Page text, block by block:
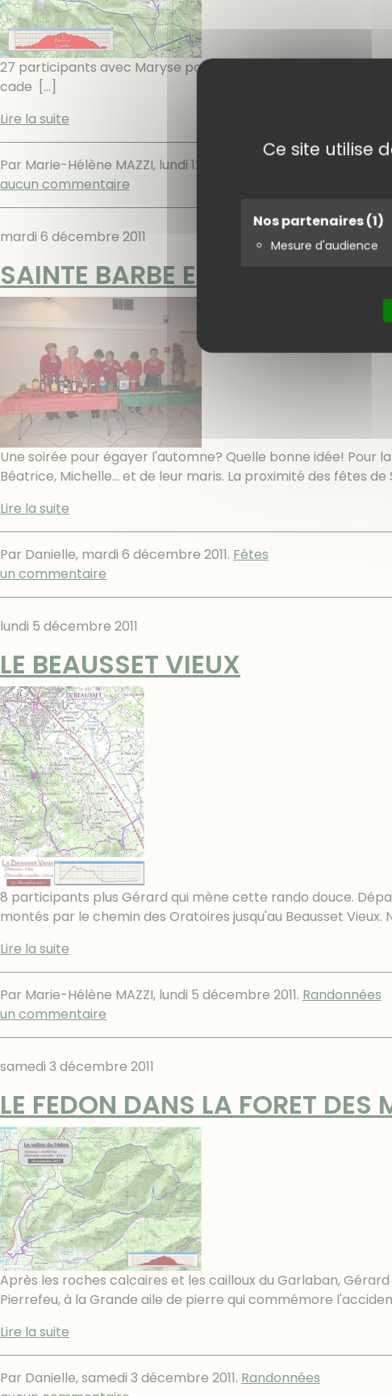
Ce site utilise
Nos partenaires(1)
Mesure d'audience
27 participants avec Maryse pour guide. Départ de la
cade
[…]
Lire la suite
Par Marie-Hélène MAZZI, lundi 12 décembre 2011
aucun commentaire
mardi 6 décembre 2011
SAINTE BARBE ET SAINT NICOLAS
Une soirée pour égayer l'automne? Quelle bonne idée! Pour
Béatrice, Michelle... et de leur maris. La proximité des fêtes
Lire la suite
Par Danielle, mardi 6 décembre 2011. Fêtes
un commentaire
lundi 5 décembre 2011
LE BEAUSSET VIEUX
8 participants plus Gérard qui mène cette rando douce.
montés par le chemin des Oratoires jusqu'au Beausset
Lire la suite
Par Marie-Hélène MAZZI, lundi 5 décembre 2011. Randonnées
un commentaire
samedi 3 décembre 2011
LE FEDON DANS LA FORET DES
Après les roches calcaires et les cailloux du Garlaban,
Pierrefeu, à la Grande aile de pierre qui commémore
Lire la suite
Par Danielle,samedi 3 décembre 2011. Randonnées